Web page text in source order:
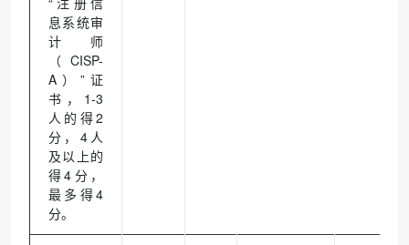
息系统审
计师
（CISP-
A）”证
书，1-3
人的得2
分，4人
及以上的
得4分，
最多得4
分。